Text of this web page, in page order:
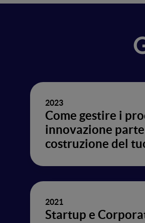
2023
Come gestire i
innovazione
costruzione del
2021
Startup e